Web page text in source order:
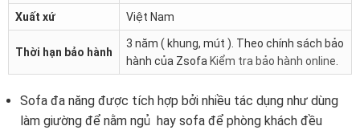
Xuất xứ Việt Nam
Thời hạn bảo hành
3 năm ( khung, mút ). Theo chính sách bảo
hành của Zsofa Kiểm tra bảo hành online
Sofa đa năng được tích hợp bởi nhiều tác dụng như dùng
làm giường để nằm ngủ hay sofa để phòng khách đều